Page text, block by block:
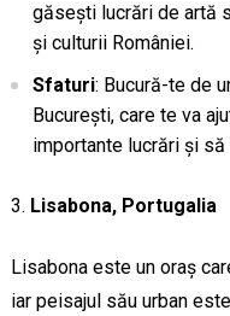
găsești lucrări de artă
și culturii României.
Sfaturi: Bucură-te de
București, care te va
importante lucrări și
Lisabona, Portugalia
Lisabona este un oraș
iar peisajul său urban